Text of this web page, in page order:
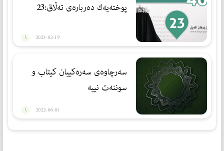
پوختەیەك دەربارەی تەڵاق:23
2023-02-19
سەرچاوەی سەرەکییان کیتاب و
سوننەت نییە
2022-06-01